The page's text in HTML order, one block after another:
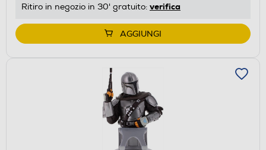
Ritiro in negozio in 30' gratuito: verifica
AGGIUNGI